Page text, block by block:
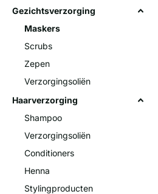
Gezichtsverzorging
Maskers
Scrubs
Zepen
Verzorgingsoliën
Haarverzorging
Shampoo
Verzorgingsoliën
Conditioners
Henna
Stylingproducten